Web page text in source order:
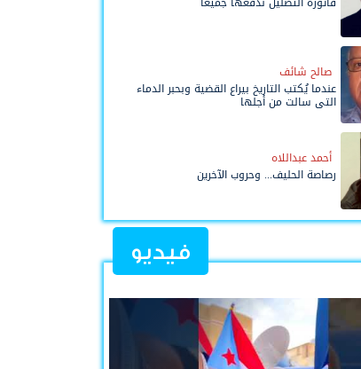
صالح شائف
عندما يُكتب التاريخ بيراع القضية وبحبر الدماء
التي سالت من أجلها
أحمد عبداللاه
رصاصة الحليف... وحروب الآخرين
فيديو